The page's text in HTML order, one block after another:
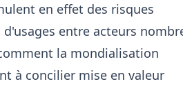
en effet des risques
entre acteurs
la mondialisation
à concilier mise en valeur